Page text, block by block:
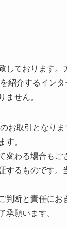
ております。
紹介するイン
ません。
お取引となり
す。
わる場合もご
するものです
判断と責任に
承願います。